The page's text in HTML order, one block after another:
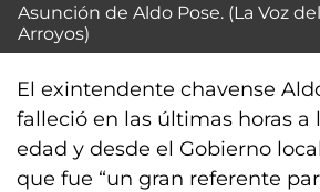
Asunción de Aldo Pose. (La Voz
Arroyos)
El exintendente chavense
falleció en las últimas horas a
edad y desde el Gobierno
que fue “un gran referente